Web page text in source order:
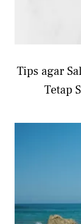
Tips agar
Tetap